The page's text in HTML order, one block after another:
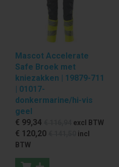
Mascot Accelerate
Safe Broek met
kniezakken | 19879-711
| 01017-
donkermarine/hi-vis
geel
€ 99,34 excl BTW
€ 120,20
incl
BTW